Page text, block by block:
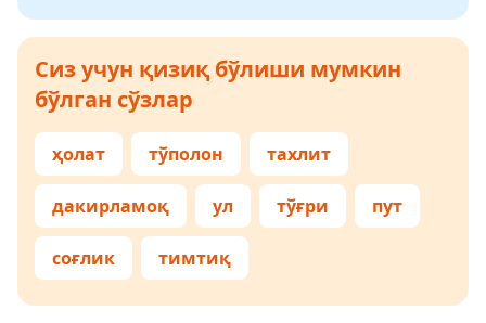
Сиз учун қизиқ бўлиши мумкин
бўлган сўзлар
ҳолат тўполон тахлит
дакирламоқ ул тўғри пут
соғлик тимтиқ